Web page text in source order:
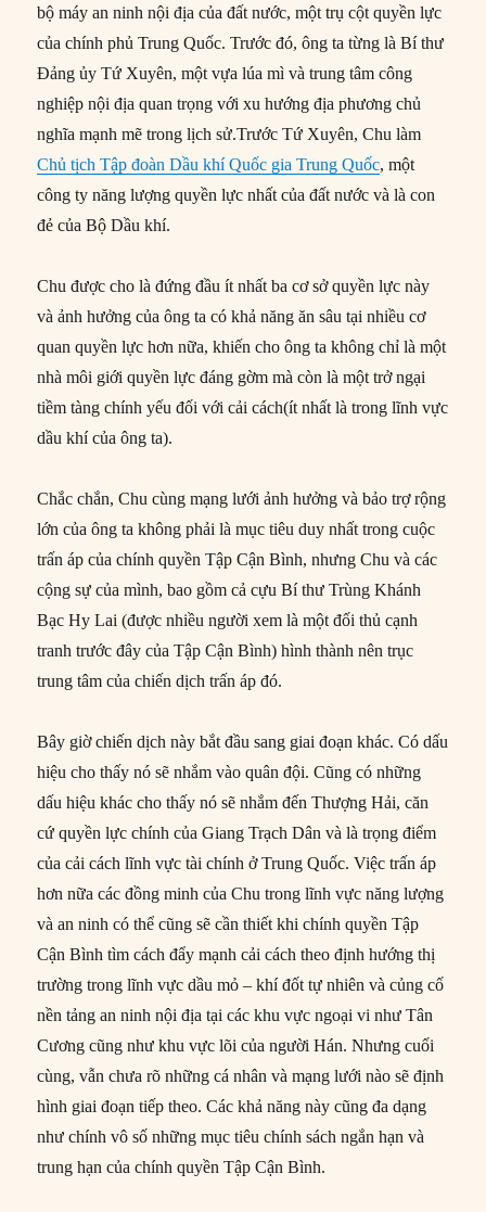
bộ máy an ninh nội địa của đất nước, một trụ cột quyền lực
của chính phủ Trung Quốc. Trước đó, ông ta từng là Bí thư
Đảng ủy Tứ Xuyên, một vựa lúa mì và trung tâm công
nghiệp nội địa quan trọng với xu hướng địa phương chủ
nghĩa mạnh mẽ trong lịch sử.Trước Tứ Xuyên, Chu làm
Chủ tịch Tập đoàn Dầu khí Quốc gia Trung Quốc, một
công ty năng lượng quyền lực nhất của đất nước và là con
đẻ của Bộ Dầu khí.
Chu được cho là đứng đầu ít nhất ba cơ sở quyền lực này
và ảnh hưởng của ông ta có khả năng ăn sâu tại nhiều cơ
quan quyền lực hơn nữa, khiến cho ông ta không chỉ là một
nhà môi giới quyền lực đáng gờm mà còn là một trở ngại
tiềm tàng chính yếu đối với cải cách(ít nhất là trong lĩnh vực
dầu khí của ông ta).
Chắc chắn, Chu cùng mạng lưới ảnh hưởng và bảo trợ rộng
lớn của ông ta không phải là mục tiêu duy nhất trong cuộc
trấn áp của chính quyền Tập Cận Bình, nhưng Chu và các
cộng sự của mình, bao gồm cả cựu Bí thư Trùng Khánh
Bạc Hy Lai (được nhiều người xem là một đối thủ cạnh
tranh trước đây của Tập Cận Bình) hình thành nên trục
trung tâm của chiến dịch trấn áp đó.
Bây giờ chiến dịch này bắt đầu sang giai đoạn khác. Có dấu
hiệu cho thấy nó sẽ nhắm vào quân đội. Cũng có những
dấu hiệu khác cho thấy nó sẽ nhắm đến Thượng Hải, căn
cứ quyền lực chính của Giang Trạch Dân và là trọng điểm
của cải cách lĩnh vực tài chính ở Trung Quốc. Việc trấn áp
hơn nữa các đồng minh của Chu trong lĩnh vực năng lượng
và an ninh có thể cũng sẽ cần thiết khi chính quyền Tập
Cận Bình tìm cách đẩy mạnh cải cách theo định hướng thị
trường trong lĩnh vực dầu mỏ – khí đốt tự nhiên và củng cố
nền tảng an ninh nội địa tại các khu vực ngoại vi như Tân
Cương cũng như khu vực lõi của người Hán. Nhưng cuối
cùng, vẫn chưa rõ những cá nhân và mạng lưới nào sẽ định
hình giai đoạn tiếp theo. Các khả năng này cũng đa dạng
như chính vô số những mục tiêu chính sách ngắn hạn và
trung hạn của chính quyền Tập Cận Bình.